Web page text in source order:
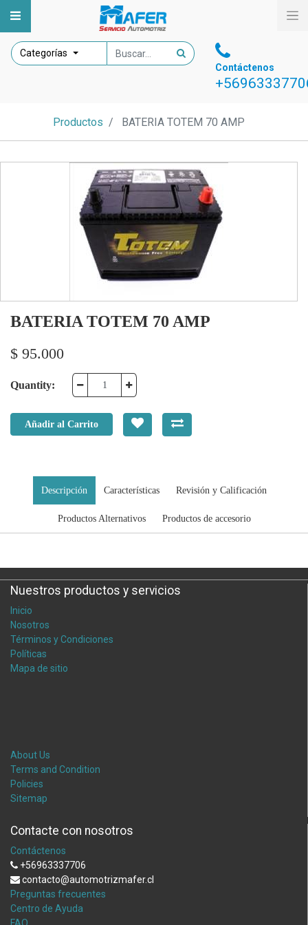
Categorías
Contáctenos
Productos BATERIA TOTEM 70 AMP
BATERIA TOTEM 70 AMP
$ 95.000
Quantity:
Añadir al Carrito
Descripción Características Revisión y Calificación
Productos Alternativos Productos de accesorio
Nuestros productos y servicios
Inicio
Nosotros
Términos y Condiciones
Políticas
Mapa de sitio
About Us
Terms and Condition
Policies
Sitemap
Contacte con nosotros
Contáctenos
+56963337706
contacto@automotrizmafer.cl
Preguntas frecuentes
Centro de Ayuda